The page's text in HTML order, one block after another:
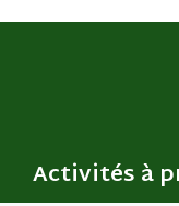
Activités à